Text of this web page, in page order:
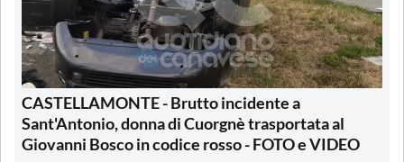
CASTELLAMONTE - Brutto incidente a
Sant'Antonio, donna di Cuorgnè trasportata al
Giovanni Bosco in codice rosso - FOTO e VIDEO